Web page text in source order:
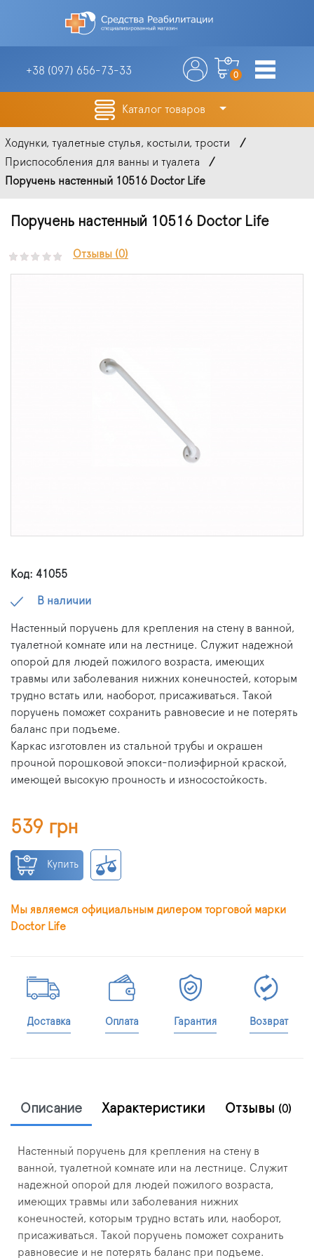
+38 (097) 656-73-33 0
Каталог товаров
Ходунки, туалетные стулья, костыли, трости
Приспособления для ванны и туалета
Поручень настенный 10516 Doctor Life
Поручень настенный 10516 Doctor Life
Отзывы (0)
Код: 41055
В наличии
Настенный поручень для крепления на стену в ванной,
туалетной комнате или на лестнице. Служит надежной
опорой для людей пожилого возраста, имеющих
травмы или заболевания нижних конечностей, которым
трудно встать или, наоборот, присаживаться. Такой
поручень поможет сохранить равновесие и не потерять
баланс при подъеме.
Каркас изготовлен из стальной трубы и окрашен
прочной порошковой эпокси-полиэфирной краской,
имеющей высокую прочность и износостойкость.
539 грн
Купить
Мы являемся официальным дилером торговой марки
Doctor Life
Доставка Оплата Гарантия Возврат
Описание Характеристики Отзывы (0)
Настенный поручень для крепления на стену в
ванной, туалетной комнате или на лестнице. Служит
надежной опорой для людей пожилого возраста,
имеющих травмы или заболевания нижних
конечностей, которым трудно встать или, наоборот,
присаживаться. Такой поручень поможет сохранить
равновесие и не потерять баланс при подъеме.